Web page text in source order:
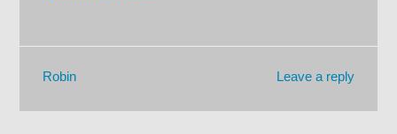
Leave a reply
Robin